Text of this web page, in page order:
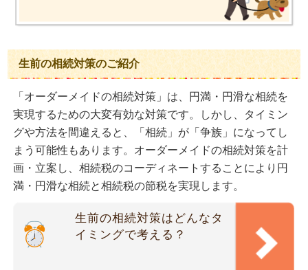
生前の相続対策のご紹介
「オーダーメイドの相続対策」は、円満・円滑な相続を
実現するための大変有効な対策です。しかし、タイミン
グや方法を間違えると、「相続」が「争族」になってし
まう可能性もあります。オーダーメイドの相続対策を計
画・立案し、相続税のコーディネートすることにより円
満・円滑な相続と相続税の節税を実現します。
生前の相続対策はどんなタ
イミングで考える？